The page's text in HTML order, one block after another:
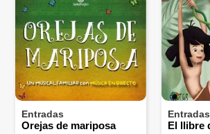
Entradas
Orejas de mariposa
Entradas